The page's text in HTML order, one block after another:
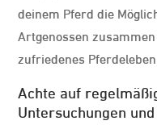
deinem Pferd die
Artgenossen
zufriedenes
Achte auf
Untersuchungen